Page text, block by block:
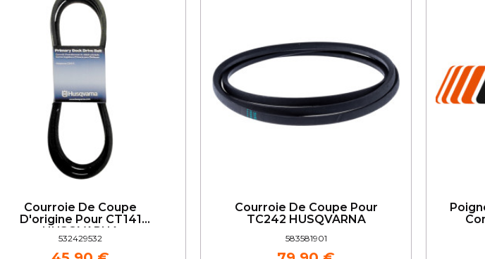
Courroie De Coupe
D'origine Pour CT141
HUSQVARNA
532429532
Courroie De Coupe Pour
TC242 HUSQVARNA
583581901